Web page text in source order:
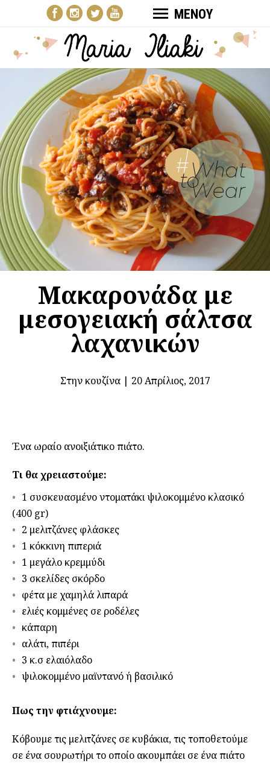
ΜΕΝΟΥ
Μακαρονάδα με
μεσογειακή σάλτσα
λαχανικών
Στην κουζίνα| 20 Απρίλιος, 2017
Ένα ωραίο ανοιξιάτικο πιάτο.
Τι θα χρειαστούμε:
1 συσκευασμένο ντοματάκι ψιλοκομμένο κλασικό
(400 gr)
2 μελιτζάνες φλάσκες
1 κόκκινη πιπεριά
1 μεγάλο κρεμμύδι
3 σκελίδες σκόρδο
φέτα με χαμηλά λιπαρά
ελιές κομμένες σε ροδέλες
κάπαρη
αλάτι, πιπέρι
3 κ.σ ελαιόλαδο
ψιλοκομμένο μαϊντανό ή βασιλικό
Πως την φτιάχνουμε:
Κόβουμε τις μελιτζάνες σε κυβάκια, τις τοποθετούμε
σε ένα σουρωτήρι το οποίο ακουμπάει σε ένα πιάτο